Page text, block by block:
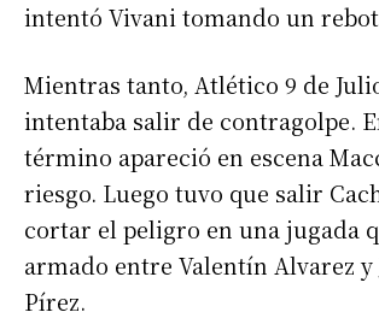
intentó Vivani tomando un
Mientras tanto, Atlético 9 de
intentaba salir de contragolpe.
término apareció en escena
riesgo. Luego tuvo que salir
cortar el peligro en una jugada
armado entre Valentín Alvarez y
Pírez.